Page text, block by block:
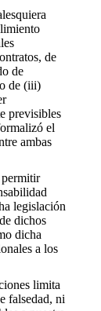
de
de
de (iii)
previsibles
el
ambas
permitir
legislación
dichos
dicha
a los
limita
falsedad, ni